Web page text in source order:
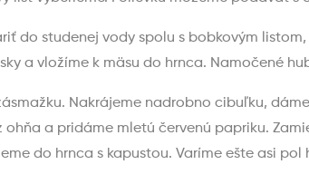
do studenej vody spolu s bobkovým
a vložíme k mäsu do hrnca. Namočené
Nakrájeme nadrobno cibuľku,
ohňa a pridáme mletú červenú papriku.
do hrnca s kapustou. Varíme ešte asi